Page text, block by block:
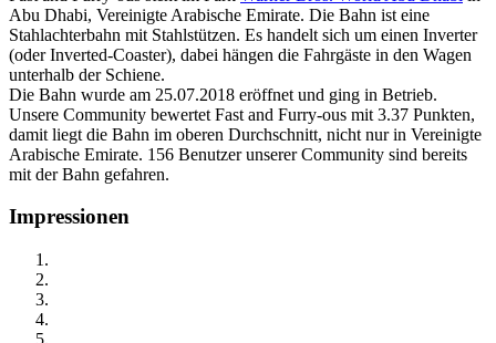
Abu Dhabi, Vereinigte Arabische Emirate. Die Bahn ist eine
Stahlachterbahn mit Stahlstützen. Es handelt sich um einen Inverter
(oder Inverted-Coaster), dabei hängen die Fahrgäste in den Wagen
unterhalb der Schiene.
Die Bahn wurde am 25.07.2018 eröffnet und ging in Betrieb.
Unsere Community bewertet Fast and Furry-ous mit 3.37 Punkten,
damit liegt die Bahn im oberen Durchschnitt, nicht nur in Vereinigte
Arabische Emirate. 156 Benutzer unserer Community sind bereits
mit der Bahn gefahren.
Impressionen